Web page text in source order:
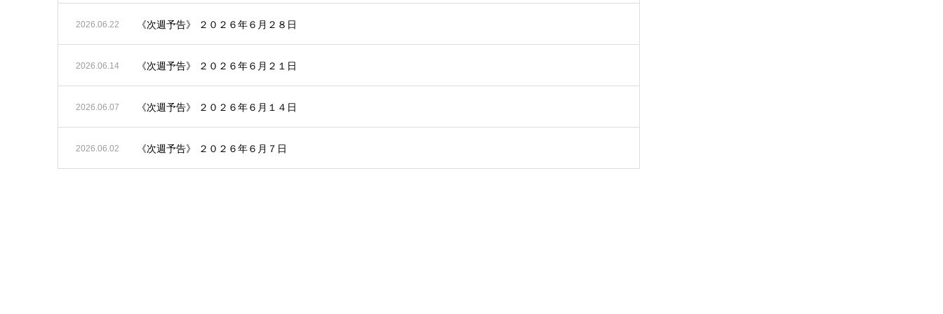
2026.06.22 《次週予告》 ２０２６年６月２８日
2026.06.14 《次週予告》 ２０２６年６月２１日
2026.06.07 《次週予告》 ２０２６年６月１４日
2026.06.02 《次週予告》 ２０２６年６月７日